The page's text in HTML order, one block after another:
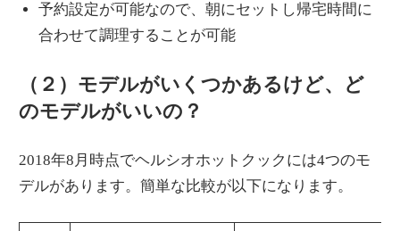
予約設定が可能なので、朝にセットし帰宅時間に
合わせて調理することが可能
（２）モデルがいくつかあるけど、ど
のモデルがいいの？
2018年8月時点でヘルシオホットクックには4つのモ
デルがあります。簡単な比較が以下になります。